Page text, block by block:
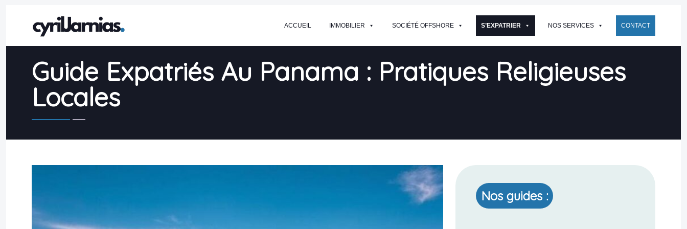
ACCUEIL IMMOBILIER SOCIÉTÉ OFFSHORE S’EXPATRIER NOS SERVICES CONTACT
Guide Expatriés Au Panama : Pratiques Religieuses
Locales
Nos guides :